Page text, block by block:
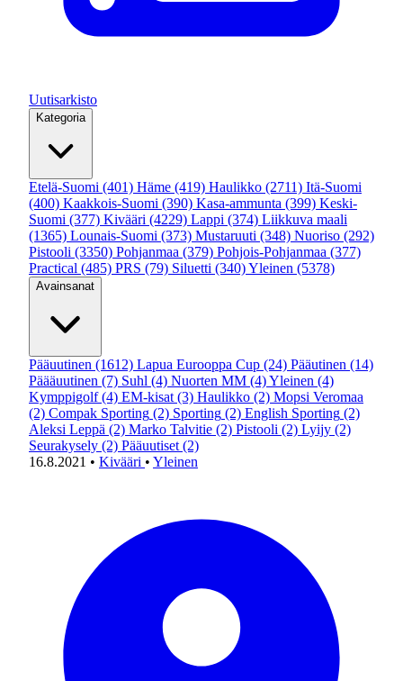
Uutisarkisto
Kategoria
Etelä-Suomi (401) Häme (419) Haulikko (2711) Itä-Suomi
(400) Kaakkois-Suomi (390) Kasa-ammunta (399) Keski-
Suomi (377) Kivääri (4229) Lappi (374) Liikkuva maali
(1365) Lounais-Suomi (373) Mustaruuti (348) Nuoriso (292)
Pistooli (3350) Pohjanmaa (379) Pohjois-Pohjanmaa (377)
Practical (485) PRS (79) Siluetti (340)Yleinen (5378)
Avainsanat
Pääuutinen (1612) Lapua Eurooppa Cup (24) Pääutinen (14)
Päääuutinen (7) Suhl (4) Nuorten MM (4)Yleinen (4)
Kymppigolf (4) EM-kisat (3) Haulikko (2) Mopsi Veromaa
(2) Compak Sporting (2) Sporting (2) English Sporting (2)
Aleksi Leppä (2) Marko Talvitie (2) Pistooli (2) Lyijy (2)
Seurakysely (2) Pääuutiset (2)
16.8.2021 • Kivääri • Yleinen